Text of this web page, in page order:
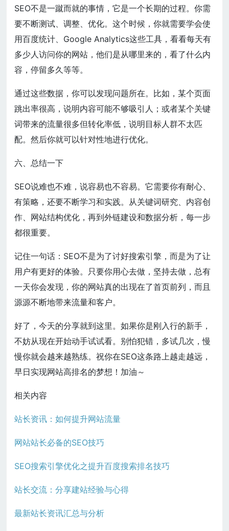
SEO不是一蹴而就的事情，它是一个长期的过程。你需
要不断测试、调整、优化。这个时候，你就需要学会使
用百度统计、Google Analytics这些工具，看看每天有
多少人访问你的网站，他们是从哪里来的，看了什么内
容，停留多久等等。
通过这些数据，你可以发现问题所在。比如，某个页面
跳出率很高，说明内容可能不够吸引人；或者某个关键
词带来的流量很多但转化率低，说明目标人群不太匹
配。然后你就可以针对性地进行优化。
六、总结一下
SEO说难也不难，说容易也不容易。它需要你有耐心、
有策略，还要不断学习和实践。从关键词研究、内容创
作、网站结构优化，再到外链建设和数据分析，每一步
都很重要。
记住一句话：SEO不是为了讨好搜索引擎，而是为了让
用户有更好的体验。只要你用心去做，坚持去做，总有
一天你会发现，你的网站真的出现在了首页前列，而且
源源不断地带来流量和客户。
好了，今天的分享就到这里。如果你是刚入行的新手，
不妨从现在开始动手试试看。别怕犯错，多试几次，慢
慢你就会越来越熟练。祝你在SEO这条路上越走越远，
早日实现网站高排名的梦想！加油～
相关内容
站长资讯：如何提升网站流量
网站站长必备的SEO技巧
SEO搜索引擎优化之提升百度搜索排名技巧
站长交流：分享建站经验与心得
最新站长资讯汇总与分析